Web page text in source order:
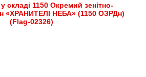
складі 1150 Окремий зенітно-
«ХРАНИТЕЛІ НЕБА» (1150 ОЗРДн)
(Flag-02326)